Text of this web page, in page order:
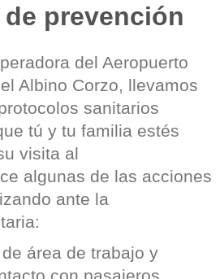
prevención
del Aeropuerto
Albino Corzo , llevamos
sanitarios
tú y tu familia estés
visita al
algunas de las acciones
ante la
área de trabajo y